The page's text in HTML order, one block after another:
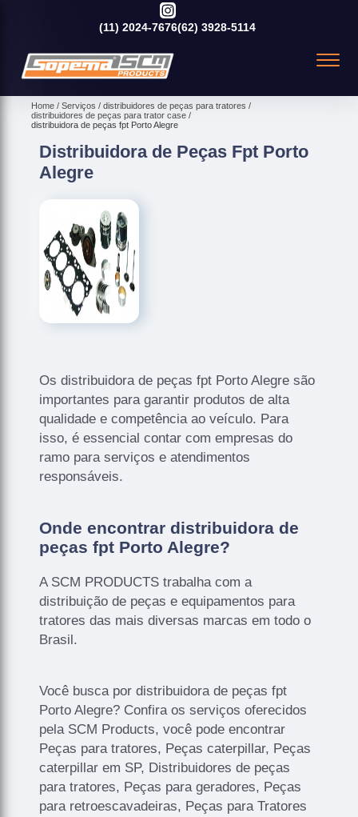
(11) 2024-7676(62) 3928-5114
Home Serviços
distribuidores de peças para tratores
distribuidores de peças para trator case
distribuidora de peças fpt Porto Alegre
Distribuidora de Peças Fpt Porto
Alegre
Os distribuidora de peças fpt Porto Alegre são
importantes para garantir produtos de alta
qualidade e competência ao veículo. Para
isso, é essencial contar com empresas do
ramo para serviços e atendimentos
responsáveis.
Onde encontrar distribuidora de
peças fpt Porto Alegre?
A SCM PRODUCTS trabalha com a
distribuição de peças e equipamentos para
tratores das mais diversas marcas em todo o
Brasil.
Você busca por distribuidora de peças fpt
Porto Alegre? Confira os serviços oferecidos
pela SCM Products, você pode encontrar
Peças para tratores, Peças caterpillar, Peças
caterpillar em SP, Distribuidores de peças
para tratores, Peças para geradores, Peças
para retroescavadeiras, Peças para Tratores